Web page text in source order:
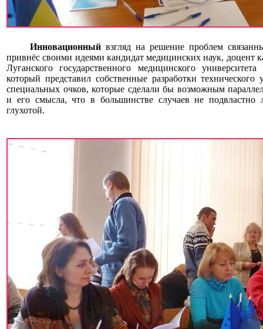
Инновационный взгляд на решение проблем
привнёс своими идеями кандидат медицинских наук, доцент
Луганского государственного медицинского университета
который представил собственные разработки технического
специальных очков, которые сделали бы возможным
и его смысла, что в большинстве случаев не подвластно
глухотой.